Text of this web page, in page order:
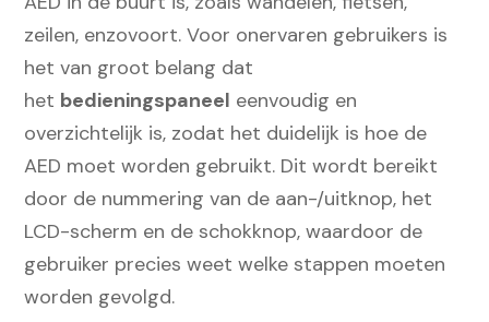
zeilen, enzovoort. Voor onervaren gebruikers is
het van groot belang dat
het bedieningspaneel eenvoudig en
overzichtelijk is, zodat het duidelijk is hoe de
AED moet worden gebruikt. Dit wordt bereikt
door de nummering van de aan-/uitknop, het
LCD-scherm en de schokknop, waardoor de
gebruiker precies weet welke stappen moeten
worden gevolgd.